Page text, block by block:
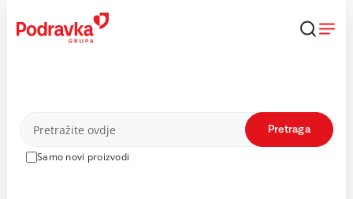
content
Proizvodi
Samo novi proizvodi
Pretraga